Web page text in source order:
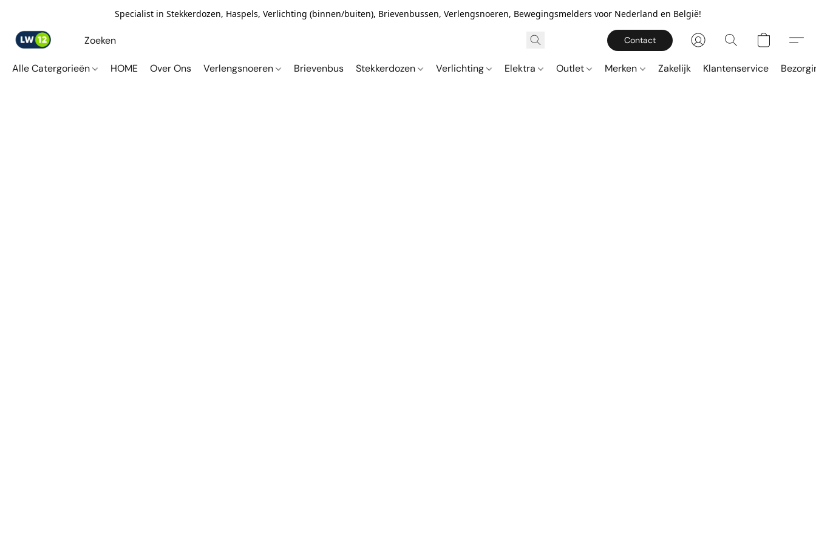
Specialist in Stekkerdozen, Haspels, Verlichting (binnen/buiten), Brievenbussen, Verlengsnoeren, Bewegingsmelders voor Nederland en België!
Contact
Alle Catergorieën HOME Over Ons Verlengsnoeren Brievenbus Stekkerdozen Verlichting Elektra Outlet Merken Zakelijk Klantenservice